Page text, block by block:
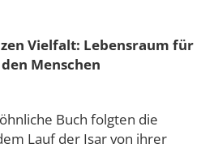
Vielfalt: Lebensraum für
Menschen
Buch folgten die
Lauf der Isar von ihrer